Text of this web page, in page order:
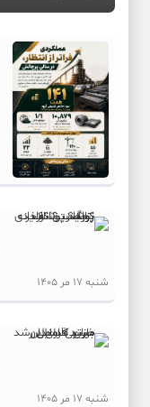
شنبه 17 مر 1405
شنبه 17 مر 1405